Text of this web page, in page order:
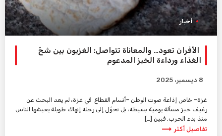
أخبار
الأفران تعود… والمعاناة تتواصل: الغزيون بين شحّ
الغذاء ورداءة الخبز المدعوم
8 ديسمبر، 2025
غزة– خاص إذاعة صوت الوطن –أنسام القطاع في غزة، لم يعد البحث عن
رغيف خبز مسألة يومية بسيطة، بل تحوّل إلى رحلة إنهاك طويلة يعيشها الناس
منذ بدء الحرب. فبين […]
تفاصيل أكثر trending_flat